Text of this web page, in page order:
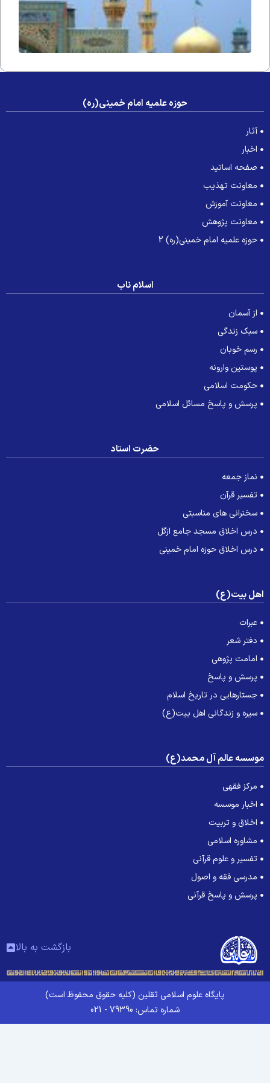
حوزه علمیه امام خمینی(ره)
آثار
اخبار
صفحه اساتید
معاونت تهذیب
معاونت آموزش
معاونت پژوهش
حوزه علمیه امام خمینی(ره) 2
اسلام ناب
از آسمان
سبک زندگی
رسم خوبان
پوستین وارونه
حکومت اسلامی
پرسش و پاسخ مسائل اسلامی
حضرت استاد
نماز جمعه
تفسیر قرآن
سخنرانی های مناسبتی
درس اخلاق مسجد جامع ازگل
درس اخلاق حوزه امام خمینی
بیت(ع)
عبرات
دفتر شعر
امامت پژوهی
پرسش و پاسخ
جستارهایی در تاریخ اسلام
سیره و زندگانی اهل بیت(ع)
عالم آل محمد(ع)
مرکز فقهی
اخبار موسسه
اخلاق و تربیت
مشاوره اسلامی
تفسیر و علوم قرآنی
مدرسی فقه و اصول
پرسش و پاسخ قرآنی
بازگشت به بالا
پایگاه علوم اسلامی ثقلین (کلیه حقوق محفوظ است)
شماره تماس: 79390 - 021